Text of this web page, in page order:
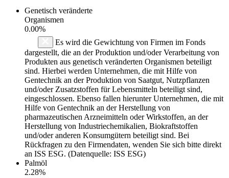
Genetisch veränderte
Organismen
0.00%
Es wird die Gewichtung von Firmen im Fonds
dargestellt, die an der Produktion und/oder Verarbeitung von
Produkten aus genetisch veränderten Organismen beteiligt
sind. Hierbei werden Unternehmen, die mit Hilfe von
Gentechnik an der Produktion von Saatgut, Nutzpflanzen
und/oder Zusatzstoffen für Lebensmitteln beteiligt sind,
eingeschlossen. Ebenso fallen hierunter Unternehmen, die mit
Hilfe von Gentechnik an der Herstellung von
pharmazeutischen Arzneimitteln oder Wirkstoffen, an der
Herstellung von Industriechemikalien, Biokraftstoffen
und/oder anderen Konsumgütern beteiligt sind. Bei
Rückfragen zu den Firmendaten, wenden Sie sich bitte direkt
an ISS ESG. (Datenquelle: ISS ESG)
Palmöl
2.28%